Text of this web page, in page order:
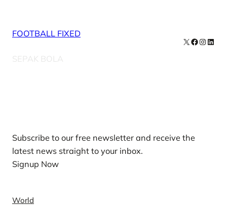
FOOTBALL FIXED
SEPAK BOLA
X Facebook
Subscribe to our free newsletter and receive the
latest news straight to your inbox.
Signup Now
World